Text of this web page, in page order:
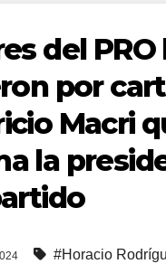
del PRO
por
Macri
la
#Horacio